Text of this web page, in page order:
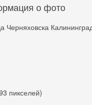
о фото
Черняховска
пикселей)